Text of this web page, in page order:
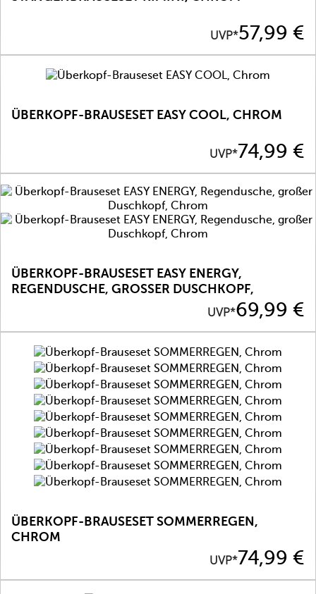
UVP*57,99 €
ÜBERKOPF-BRAUSESET EASY COOL, CHROM
UVP*74,99 €
ÜBERKOPF-BRAUSESET EASY ENERGY,
REGENDUSCHE, GROSSER DUSCHKOPF, C
UVP*69,99 €
ÜBERKOPF-BRAUSESET SOMMERREGEN,
CHROM
Preis
UVP*74,99 €